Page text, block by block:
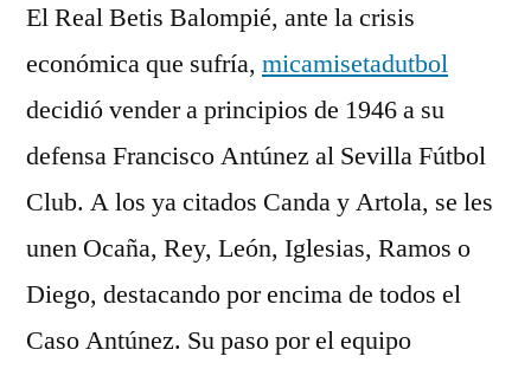
El Real Betis Balompié, ante la crisis
económica que sufría, micamisetadutbol
decidió vender a principios de 1946 a su
defensa Francisco Antúnez al Sevilla Fútbol
Club. A los ya citados Canda y Artola, se les
unen Ocaña, Rey, León, Iglesias, Ramos o
Diego, destacando por encima de todos el
Caso Antúnez. Su paso por el equipo